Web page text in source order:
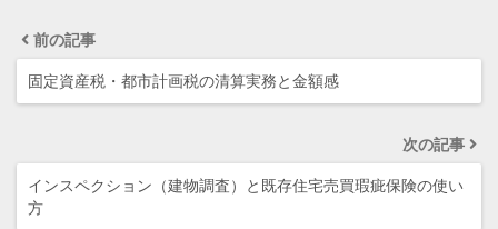
前の記事
固定資産税・都市計画税の清算実務と金額感
次の記事
インスペクション（建物調査）と既存住宅売買瑕疵保険の使い
方